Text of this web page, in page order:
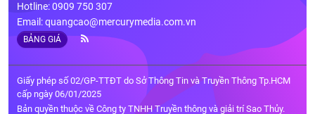
Hotline: 0909 750 307
Email:quangcao@mercurymedia.com.vn
BẢNG GIÁ
Giấy phép số 02/GP-TTĐT do Sở Thông Tin và Truyền Thông Tp.HCM
cấp ngày 06/01/2025
Bản quyền thuộc về Công ty TNHH Truyền thông và giải trí Sao Thủy.